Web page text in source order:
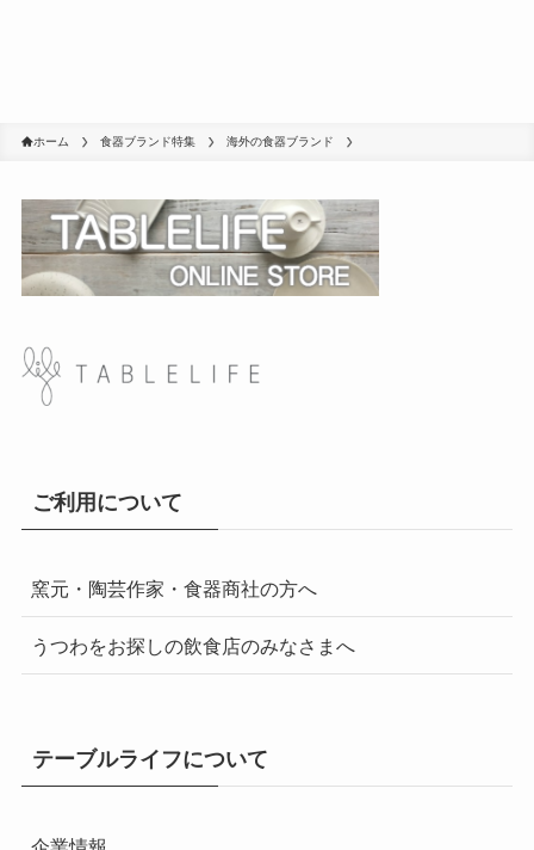
ホーム 食器ブランド特集 海外の食器ブランド
ご利用について
窯元・陶芸作家・食器商社の方へ
うつわをお探しの飲食店のみなさまへ
テーブルライフについて